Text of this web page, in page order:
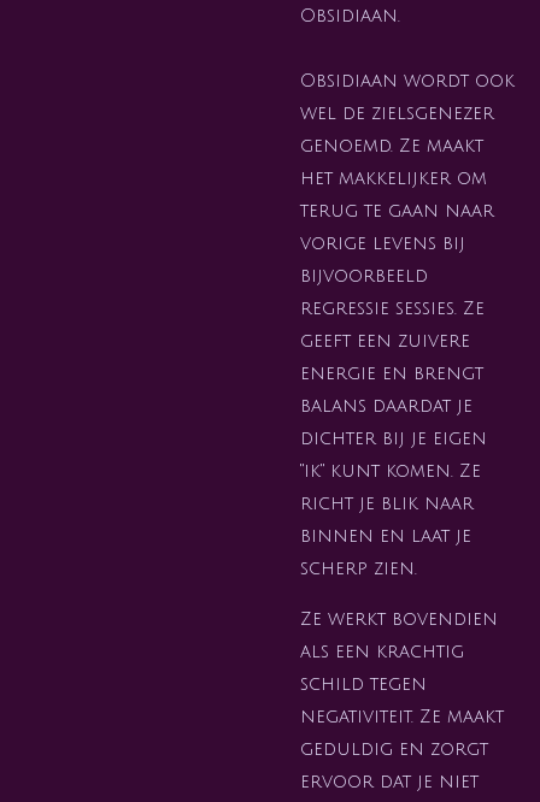
Obsidiaan.
Obsidiaan wordt ook
wel de zielsgenezer
genoemd. Ze maakt
het makkelijker om
terug te gaan naar
vorige levens bij
bijvoorbeeld
regressie sessies. Ze
geeft een zuivere
energie en brengt
balans daardat je
dichter bij je eigen
"ik" kunt komen. Ze
richt je blik naar
binnen en laat je
scherp zien.
Ze werkt bovendien
als een krachtig
schild tegen
negativiteit. Ze maakt
geduldig en zorgt
ervoor dat je niet